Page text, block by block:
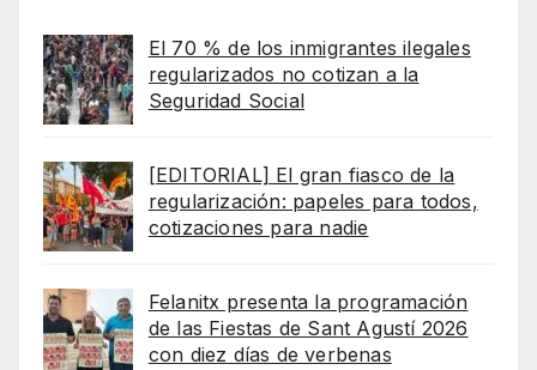
El 70 % de los inmigrantes ilegales
regularizados no cotizan a la
Seguridad Social
[EDITORIAL] El gran fiasco de la
regularización: papeles para todos,
cotizaciones para nadie
Felanitx presenta la programación
de las Fiestas de Sant Agustí 2026
con diez días de verbenas